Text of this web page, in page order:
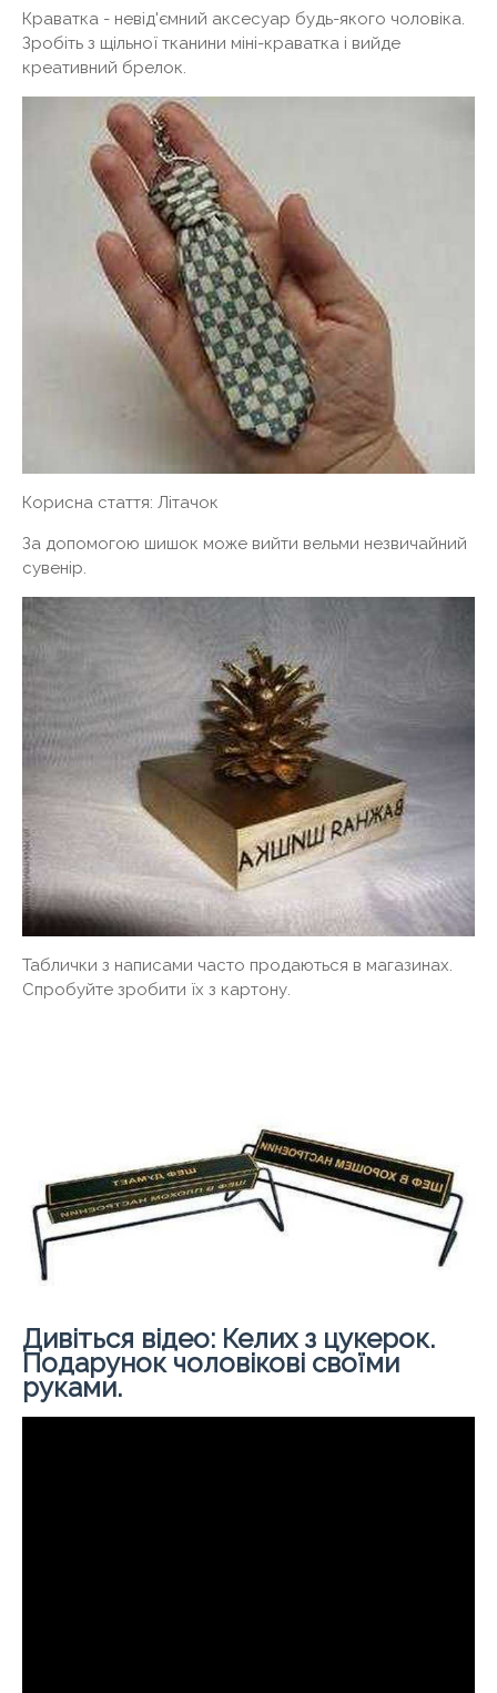
Краватка - невід'ємний аксесуар будь-якого чоловіка.
Зробіть з щільної тканини міні-краватка і вийде
креативний брелок.
Корисна стаття: Літачок
За допомогою шишок може вийти вельми незвичайний
сувенір.
Таблички з написами часто продаються в магазинах.
Спробуйте зробити їх з картону.
Дивіться відео: Келих з цукерок.
Подарунок чоловікові своїми
руками.